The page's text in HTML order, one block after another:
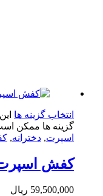
گزینه ها این محصول
ها ممکن است در
دخترانه, کفش زنانه
اسپرت زنانه
ریال